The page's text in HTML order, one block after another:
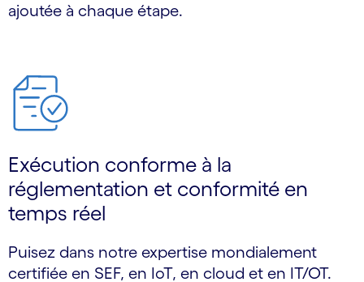
ajoutée à chaque étape.
Exécution conforme à la
réglementation et conformité en
temps réel
Puisez dans notre expertise mondialement
certifiée en SEF, en IoT, en cloud et en IT/OT.